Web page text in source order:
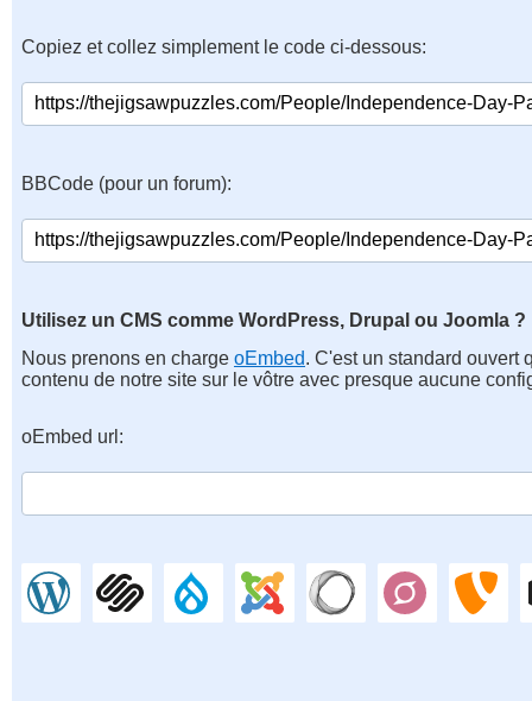
Copiez et collez simplement le code ci-dessous:
BBCode (pour un forum):
Utilisez un CMS comme WordPress, Drupal ou Joomla ?
Nous prenons en charge oEmbed. C'est un standard ouvert
contenu de notre site sur le vôtre avec presque aucune
oEmbed url: